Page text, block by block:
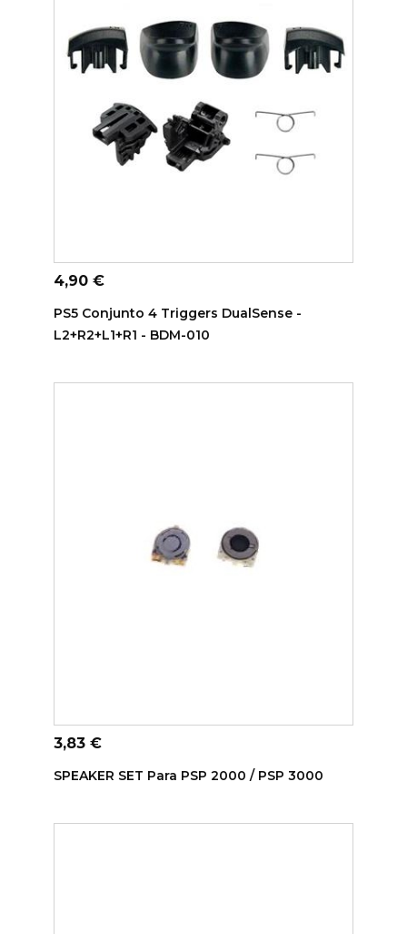
ADICIONAR AO CARRINHO
Preço
4,90 €
PS5 Conjunto 4 Triggers DualSense -
L2+R2+L1+R1 - BDM-010
ADICIONAR AO CARRINHO
Preço
3,83 €
SPEAKER SET Para PSP 2000 / PSP 3000